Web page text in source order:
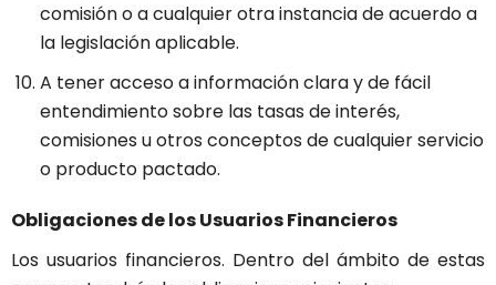
comisión o a cualquier otra instancia de acuerdo a
la legislación aplicable.
A tener acceso a información clara y de fácil
entendimiento sobre las tasas de interés,
comisiones u otros conceptos de cualquier servicio
o producto pactado.
Obligaciones de los Usuarios Financieros
Los usuarios financieros. Dentro del ámbito de estas